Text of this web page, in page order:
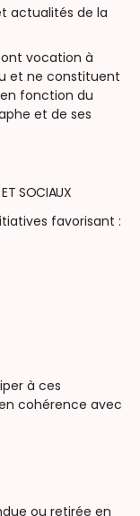
actualités de la
vocation à
et ne constituent
fonction du
et de ses
SOCIAUX
favorisant :
à ces
cohérence avec
ou retirée en